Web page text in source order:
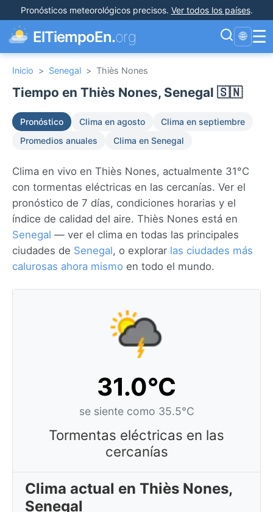
Pronósticos meteorológicos precisos. Ver todos los países.
ElTiempoEn.org 🌐 ☰
Inicio > Senegal > Thiès Nones
Tiempo en Thiès Nones, Senegal 🇸🇳
Pronóstico Clima en agosto
Clima en septiembre
Promedios anuales
Clima en Senegal
Clima en vivo en Thiès Nones, actualmente 31°C
con tormentas eléctricas en las cercanías. Ver el
pronóstico de 7 días, condiciones horarias y el
índice de calidad del aire. Thiès Nones está en
Senegal — ver el clima en todas las principales
ciudades de Senegal, o explorar las ciudades más
calurosas ahora mismo en todo el mundo.
31.0°C
se siente como 35.5°C
Tormentas eléctricas en las
cercanías
Clima actual en Thiès Nones,
Senegal